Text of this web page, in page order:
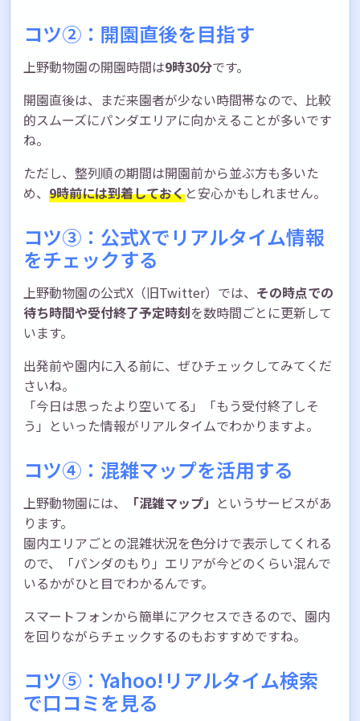
コツ②：開園直後を目指す
上野動物園の開園時間は9時30分です。
開園直後は、まだ来園者が少ない時間帯なので、比較
的スムーズにパンダエリアに向かえることが多いです
ね。
ただし、整列順の期間は開園前から並ぶ方も多いた
め、 9時前には到着しておくと安心かもしれません。
コツ③：公式Xでリアルタイム情報
をチェックする
上野動物園の公式X（旧Twitter）では、 その時点での
待ち時間や受付終了予定時刻を数時間ごとに更新して
います。
出発前や園内に入る前に、ぜひチェックしてみてくだ
さいね。
「今日は思ったより空いてる」「もう受付終了しそ
う」といった情報がリアルタイムでわかりますよ。
コツ④：混雑マップを活用する
上野動物園には、 「混雑マップ」 というサービスがあ
ります。
園内エリアごとの混雑状況を色分けで表示してくれる
ので、「パンダのもり」エリアが今どのくらい混んで
いるかがひと目でわかるんです。
スマートフォンから簡単にアクセスできるので、園内
を回りながらチェックするのもおすすめですね。
コツ⑤：Yahoo!リアルタイム検索
で口コミを見る